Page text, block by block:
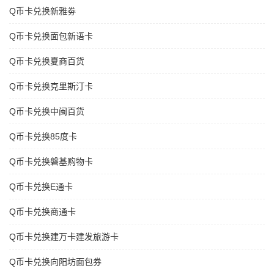
Q币卡兑换新雅劵
Q币卡兑换面包新语卡
Q币卡兑换夏商百货
Q币卡兑换克里斯汀卡
Q币卡兑换中闽百货
Q币卡兑换85度卡
Q币卡兑换磐基购物卡
Q币卡兑换E通卡
Q币卡兑换商通卡
Q币卡兑换建万卡建发旅游卡
Q币卡兑换向阳坊面包券